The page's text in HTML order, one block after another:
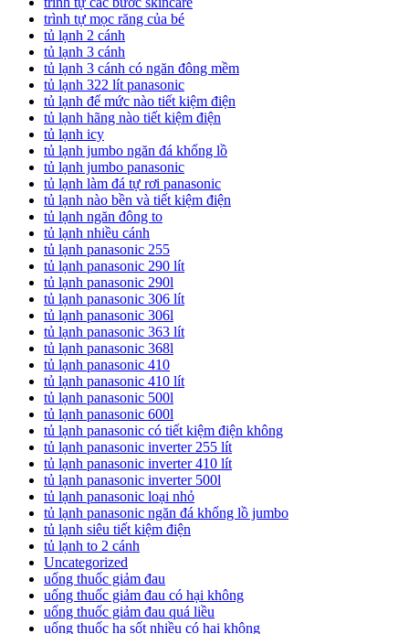
trình tự mọc răng của bé
tủ lạnh 2 cánh
tủ lạnh 3 cánh
tủ lạnh 3 cánh có ngăn đông mềm
tủ lạnh 322 lít panasonic
tủ lạnh để mức nào tiết kiệm điện
tủ lạnh hãng nào tiết kiệm điện
tủ lạnh icy
tủ lạnh jumbo ngăn đá khổng lồ
tủ lạnh jumbo panasonic
tủ lạnh làm đá tự rơi panasonic
tủ lạnh nào bền và tiết kiệm điện
tủ lạnh ngăn đông to
tủ lạnh nhiều cánh
tủ lạnh panasonic 255
tủ lạnh panasonic 290 lít
tủ lạnh panasonic 290l
tủ lạnh panasonic 306 lít
tủ lạnh panasonic 306l
tủ lạnh panasonic 363 lít
tủ lạnh panasonic 368l
tủ lạnh panasonic 410
tủ lạnh panasonic 410 lít
tủ lạnh panasonic 500l
tủ lạnh panasonic 600l
tủ lạnh panasonic có tiết kiệm điện không
tủ lạnh panasonic inverter 255 lít
tủ lạnh panasonic inverter 410 lít
tủ lạnh panasonic inverter 500l
tủ lạnh panasonic loại nhỏ
tủ lạnh panasonic ngăn đá khổng lồ jumbo
tủ lạnh siêu tiết kiệm điện
tủ lạnh to 2 cánh
Uncategorized
uống thuốc giảm đau
uống thuốc giảm đau có hại không
uống thuốc giảm đau quá liều
uống thuốc hạ sốt nhiều có hại không